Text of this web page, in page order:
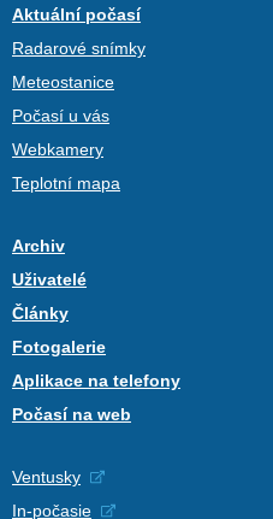
Aktuální počasí
Radarové snímky
Meteostanice
Počasí u vás
Webkamery
Teplotní mapa
Archiv
Uživatelé
Články
Fotogalerie
Aplikace na telefony
Počasí na web
Ventusky
In-počasie